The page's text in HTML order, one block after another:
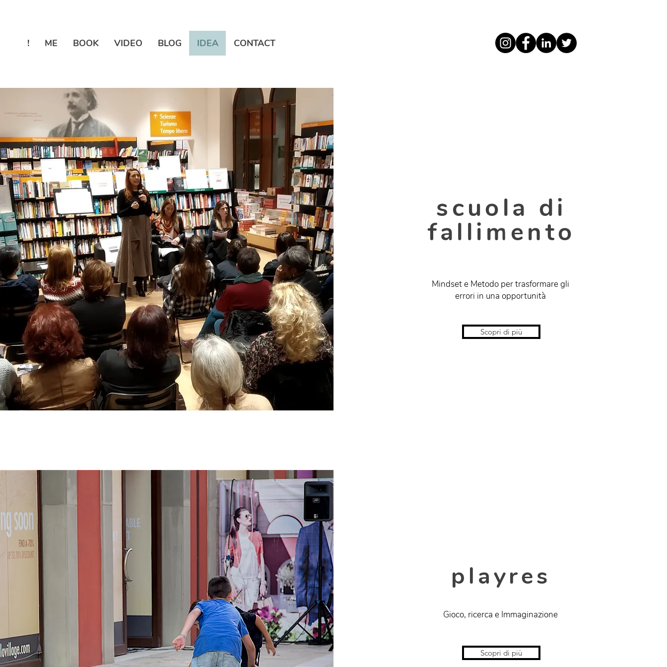
! ME BOOK VIDEO BLOG IDEA CONTACT
scuola di
fallimento
Mindset e Metodo per trasformare gli
errori in una opportunità
Scopri di più
playres
Gioco, ricerca e Immaginazione
Scopri di più